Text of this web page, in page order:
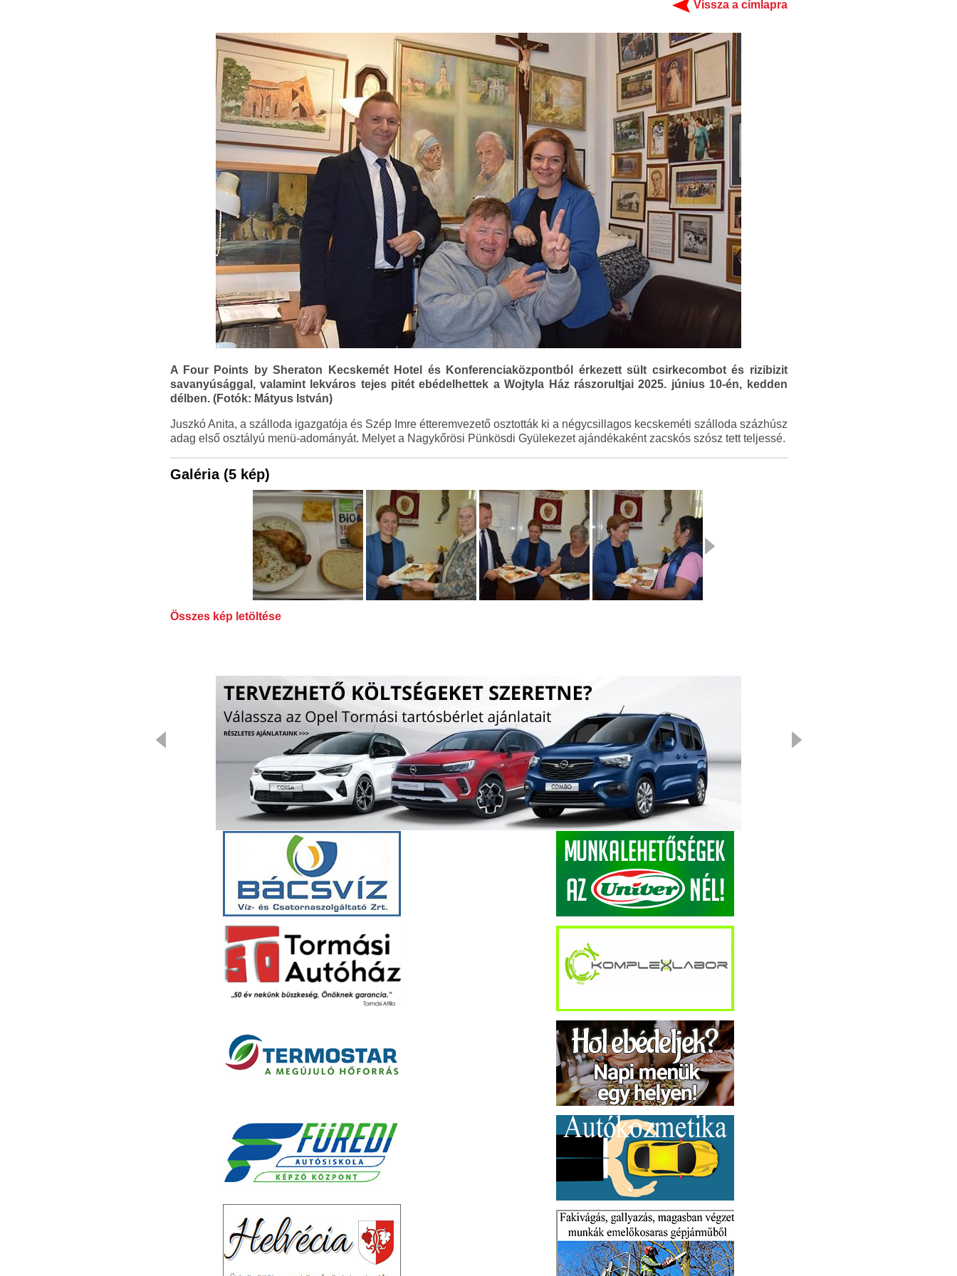
Vissza a címlapra
A Four Points by Sheraton Kecskemét Hotel és Konferenciaközpontból érkezett sült csirkecombot és rizibizit
savanyúsággal, valamint lekváros tejes pitét ebédelhettek a Wojtyla Ház rászorultjai 2025. június 10-én, kedden
délben. (Fotók: Mátyus István)
Juszkó Anita, a szálloda igazgatója és Szép Imre étteremvezető osztották ki a négycsillagos kecskeméti szálloda százhúsz
adag első osztályú menü-adományát. Melyet a Nagykőrösi Pünkösdi Gyülekezet ajándékaként zacskós szósz tett teljessé.
Galéria (5 kép)
Összes kép letöltése